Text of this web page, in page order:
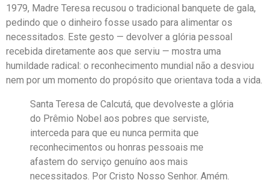
1979, Madre Teresa recusou o tradicional banquete de gala,
pedindo que o dinheiro fosse usado para alimentar os
necessitados. Este gesto — devolver a glória pessoal
recebida diretamente aos que serviu — mostra uma
humildade radical: o reconhecimento mundial não a desviou
nem por um momento do propósito que orientava toda a vida.
Santa Teresa de Calcutá, que devolveste a glória
do Prêmio Nobel aos pobres que serviste,
interceda para que eu nunca permita que
reconhecimentos ou honras pessoais me
afastem do serviço genuíno aos mais
necessitados. Por Cristo Nosso Senhor. Amém.